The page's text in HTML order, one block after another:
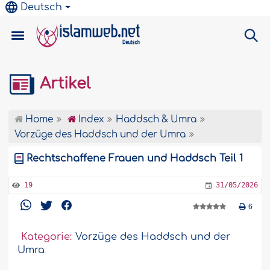
Deutsch
Artikel
Home Index
Haddsch & Umra
Vorzüge des Haddsch und der Umra
Rechtschaffene Frauen und Haddsch Teil 1
19 31/05/2026
6
Kategorie: Vorzüge des Haddsch und der
Umra